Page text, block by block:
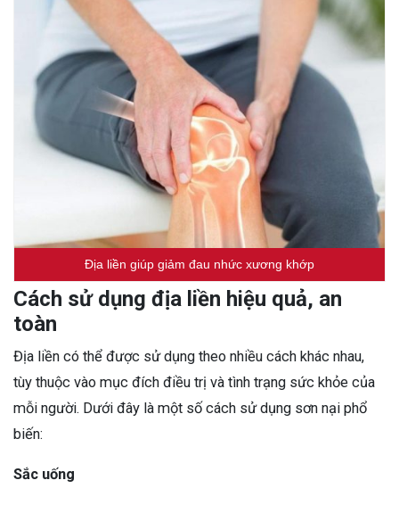
Địa liền giúp giảm đau nhức xương khớp
Cách sử dụng địa liền hiệu quả, an
toàn
Địa liền có thể được sử dụng theo nhiều cách khác nhau,
tùy thuộc vào mục đích điều trị và tình trạng sức khỏe của
mỗi người. Dưới đây là một số cách sử dụng sơn nại phổ
biến:
Sắc uống